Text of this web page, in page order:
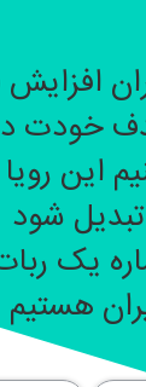
افزایش
خودت
این
تبدیل شود
یک